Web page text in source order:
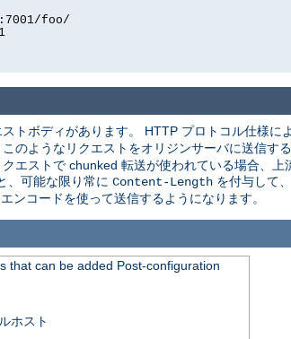
foo/
トボディがあります。 HTTP プロトコル仕様に
のようなリクエストをオリジンサーバに送信す
エストで chunked 転送が使われている場合、
、可能な限り常に Content-Length を付与して
ンコードを使って送信するようになります。
that can be added Post-configuration
ホスト